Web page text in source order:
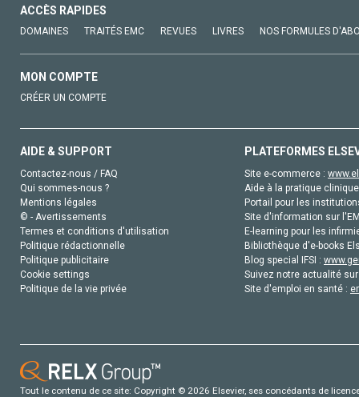
ACCÈS RAPIDES
DOMAINES TRAITÉS EMC REVUES LIVRES NOS FORMULES
MON COMPTE
CRÉER UN COMPTE
AIDE & SUPPORT
Contactez-nous / FAQ
Qui sommes-nous ?
Mentions légales
© - Avertissements
Termes et conditions d'utilisation
Politique rédactionnelle
Politique publicitaire
Cookie settings
Politique de la vie privée
PLATEFORMES
Site e-commerce :
Aide à la pratique
Portail pour les
Site d'information sur
E-learning pour les
Bibliothèque d'e-books
Blog special IFSI :
Suivez notre actualité
Site d'emploi en santé :
Tout le contenu de ce site: Copyright © 2026 Elsevier, ses concédants de